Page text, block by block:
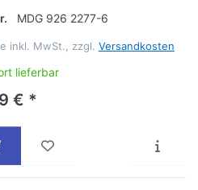
MDG 926 2277-6
inkl. MwSt., zzgl. Versandkosten
lieferbar
€ *